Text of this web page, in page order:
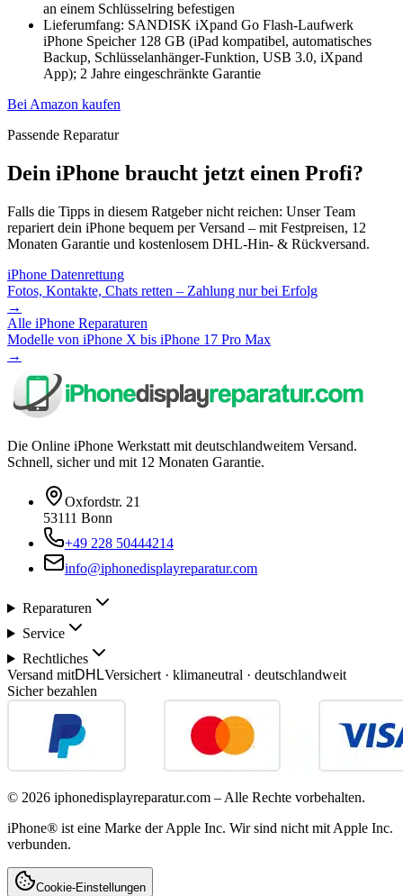
an einem Schlüsselring befestigen
Lieferumfang: SANDISK iXpand Go Flash-Laufwerk
iPhone Speicher 128 GB (iPad kompatibel, automatisches
Backup, Schlüsselanhänger-Funktion, USB 3.0, iXpand
App); 2 Jahre eingeschränkte Garantie
Bei Amazon kaufen
Passende Reparatur
Dein iPhone braucht jetzt einen Profi?
Falls die Tipps in diesem Ratgeber nicht reichen: Unser Team
repariert dein iPhone bequem per Versand – mit Festpreisen, 12
Monaten Garantie und kostenlosem DHL-Hin- & Rückversand.
iPhone Datenrettung
Fotos, Kontakte, Chats retten – Zahlung nur bei Erfolg
→
Alle iPhone Reparaturen
Modelle von iPhone X bis iPhone 17 Pro Max
→
Die Online iPhone Werkstatt mit deutschlandweitem Versand.
Schnell, sicher und mit 12 Monaten Garantie.
Oxfordstr. 21
53111 Bonn
+49 228 50444214
info@iphonedisplayreparatur.com
Reparaturen
Service
Rechtliches
Versand mitDHLVersichert · klimaneutral · deutschlandweit
Sicher bezahlen
© 2026 iphonedisplayreparatur.com – Alle Rechte vorbehalten.
iPhone® ist eine Marke der Apple Inc. Wir sind nicht mit Apple Inc.
verbunden.
Cookie-Einstellungen